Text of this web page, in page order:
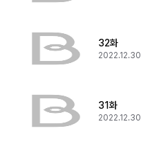
32화
2022.12.30
31화
2022.12.30